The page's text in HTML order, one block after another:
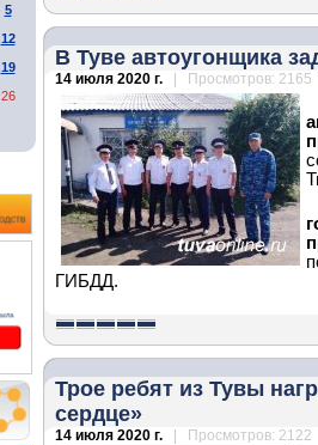
5
12
19
26
В Туве автоугонщика
14 июля 2020 г. | Просмотров:
ГИБДД.
Трое ребят из Тувы
сердце»
14 июля 2020 г. | Просмотров: